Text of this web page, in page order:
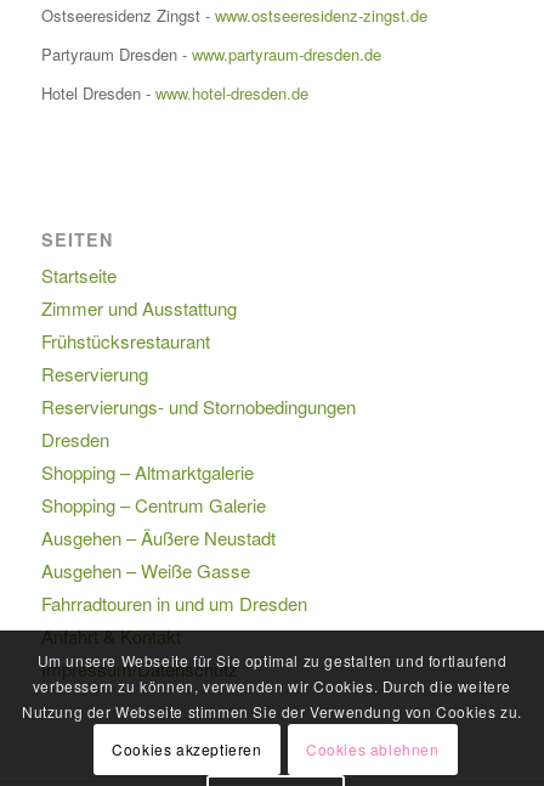
Ostseeresidenz Zingst - www.ostseeresidenz-zingst.de
Partyraum Dresden - www.partyraum-dresden.de
Hotel Dresden - www.hotel-dresden.de
SEITEN
Startseite
Zimmer und Ausstattung
Frühstücksrestaurant
Reservierung
Reservierungs- und Stornobedingungen
Dresden
Shopping – Altmarktgalerie
Shopping – Centrum Galerie
Ausgehen – Äußere Neustadt
Ausgehen – Weiße Gasse
Fahrradtouren in und um Dresden
Anfahrt & Kontakt
Impressum/Datenschutz
Um unsere Webseite für Sie optimal zu gestalten und fortlaufend
verbessern zu können, verwenden wir Cookies. Durch die weitere
Nutzung der Webseite stimmen Sie der Verwendung von Cookies zu.
Cookies akzeptieren
Cookies ablehnen